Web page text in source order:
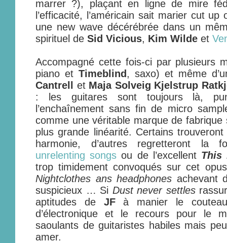
marrer ?), plaçant en ligne de mire
l’efficacité, l’américain sait marier cut
une new wave décérébrée dans un
spirituel de Sid Vicious, Kim Wilde et
Accompagné cette fois-ci par plusieurs
piano et Timeblind , saxo) et même
Cantrell
et Maja Solveig Kjelstrup
: les guitares sont toujours là,
l’enchaînement sans fin de micro
comme une véritable marque de fabrique
plus grande linéarité. Certains trouveront
harmonie, d’autres regretteront la
unrelenting songs ou de l’excellent This
trop timidement convoqués sur cet
Nightclothes ans headphones achevant
suspicieux … Si Dust never settles
aptitudes de JFà manier le couteau
d’électronique et le recours pour le
saoulants de guitaristes habiles mais
amer.